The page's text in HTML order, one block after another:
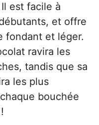
est facile à
et offre
fondant et léger.
ravira les
tandis que sa
les plus
bouchée